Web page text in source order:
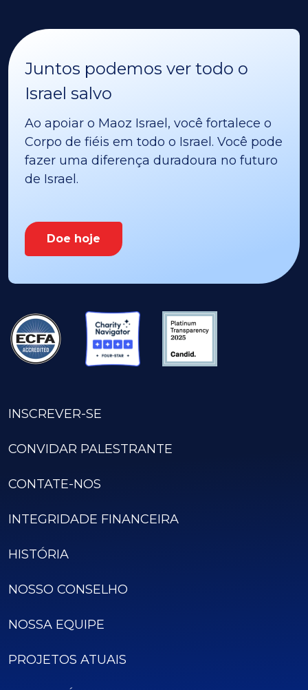
Juntos podemos ver todo o
Israel salvo
Ao apoiar o Maoz Israel, você fortalece o
Corpo de fiéis em todo o Israel. Você pode
fazer uma diferença duradoura no futuro
de Israel.
Doe hoje
INSCREVER-SE
CONVIDAR PALESTRANTE
CONTATE-NOS
INTEGRIDADE FINANCEIRA
HISTÓRIA
NOSSO CONSELHO
NOSSA EQUIPE
PROJETOS ATUAIS